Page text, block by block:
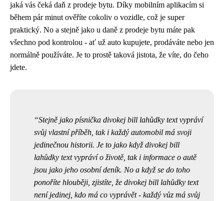
jaká vás čeká daň z prodeje bytu. Díky mobilním aplikacím si
během pár minut ověříte cokoliv o vozidle, což je super
praktický. No a stejně jako u daně z prodeje bytu máte pak
všechno pod kontrolou - ať už auto kupujete, prodáváte nebo jen
normálně používáte. Je to prostě taková jistota, že víte, do čeho
jdete.
Stejně jako písnička divokej bill lahůdky text vypráví
svůj vlastní příběh, tak i každý automobil má svoji
jedinečnou historii. Je to jako kdyždivokej bill
lahůdky textvypráví o životě, tak i informace o autě
jsou jako jeho osobní deník. No a když se do toho
ponoříte hlouběji, zjistíte, že divokej bill lahůdky text
není jedinej, kdo má co vyprávět - každý vůz má svůj